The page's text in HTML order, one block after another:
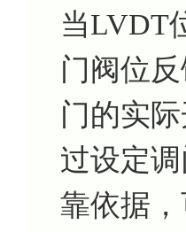
当LVDT
门阀位
门的实
过设定
靠依据